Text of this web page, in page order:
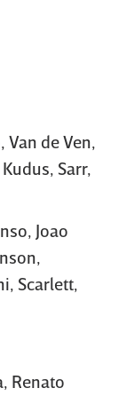
Van de Ven,
Sarr,
Joao
Scarlett,
Renato